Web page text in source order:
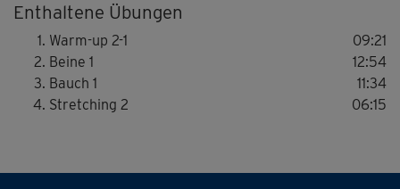
dich auf den Bauch - und auch der Core-Bereich kommt
nicht zu kurz. So dynamisch, so gut gelaunt kann ein
Boden-Workout sein! Und am Ende? Da wartet ein
wohltuendes, ruhiges Stretching auf dich.
Enthaltene Übungen
Warm-up 2-1
09:21
Beine 1
12:54
Bauch 1
11:34
Stretching 2
06:15